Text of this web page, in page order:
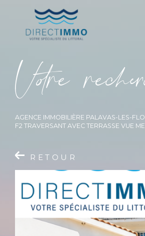
Vore rece
AGENCE IMMOBILIÈRE PALAVAS-LES-
F2 TRAVERSANT AVEC TERRASSE VUE
RETOUR